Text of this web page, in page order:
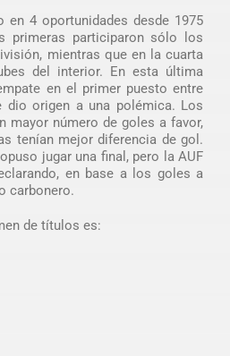
en 4 oportunidades desde 1975
primeras participaron sólo los
mientras que en la cuarta
del interior. En esta última
en el primer puesto entre
dio origen a una polémica. Los
mayor número de goles a favor,
tenían mejor diferencia de gol.
jugar una final, pero la AUF
en base a los goles a
carbonero.
de títulos es: